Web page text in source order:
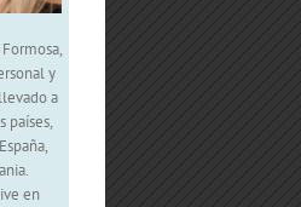
y
a
países,
en